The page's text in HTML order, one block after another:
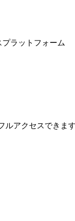
ラットフォーム
アクセスできます